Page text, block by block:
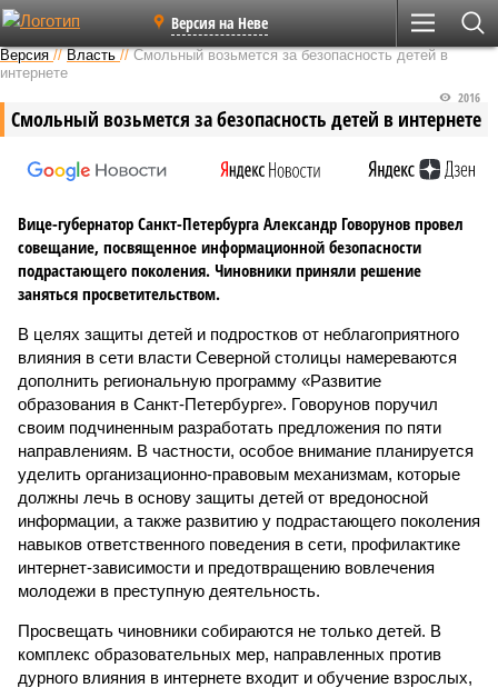
Версия на Неве
Версия //Власть //Смольный возьмется за безопасность детей в
интернете
Смольный возьмется за безопасность детей в интернете
2016
Вице-губернатор Санкт-Петербурга Александр Говорунов провел
совещание, посвященное информационной безопасности
подрастающего поколения. Чиновники приняли решение
заняться просветительством.
В целях защиты детей и подростков от неблагоприятного
влияния в сети власти Северной столицы намереваются
дополнить региональную программу «Развитие
образования в Санкт-Петербурге». Говорунов поручил
своим подчиненным разработать предложения по пяти
направлениям. В частности, особое внимание планируется
уделить организационно-правовым механизмам, которые
должны лечь в основу защиты детей от вредоносной
информации, а также развитию у подрастающего поколения
навыков ответственного поведения в сети, профилактике
интернет-зависимости и предотвращению вовлечения
молодежи в преступную деятельность.
Просвещать чиновники собираются не только детей. В
комплекс образовательных мер, направленных против
дурного влияния в интернете входит и обучение взрослых,